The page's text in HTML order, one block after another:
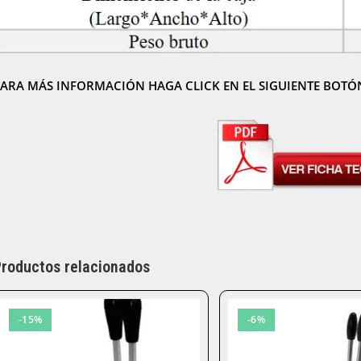
MÁS INFORMACIÓN HAGA CLICK EN EL SIGUIENTE
relacionados
-15% -6%